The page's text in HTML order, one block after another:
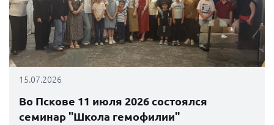
15.07.2026
Во Пскове 11 июля 2026 состоялся
семинар "Школа гемофилии"